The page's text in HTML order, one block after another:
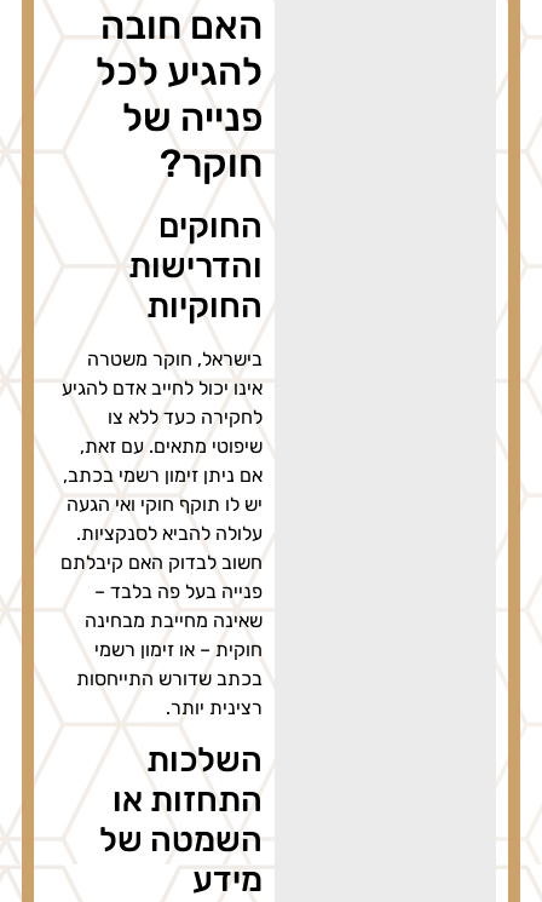
האם חובה
להגיע לכל
פנייה של
חוקר?
החוקים
והדרישות
החוקיות
בישראל, חוקר משטרה
אינו יכול לחייב אדם להגיע
לחקירה כעד ללא צו
שיפוטי מתאים. עם זאת,
אם ניתן זימון רשמי בכתב,
יש לו תוקף חוקי ואי הגעה
עלולה להביא לסנקציות.
חשוב לבדוק האם קיבלתם
פנייה בעל פה בלבד –
שאינה מחייבת מבחינה
חוקית – או זימון רשמי
בכתב שדורש התייחסות
רצינית יותר.
השלכות
התחזות או
השמטה של
מידע